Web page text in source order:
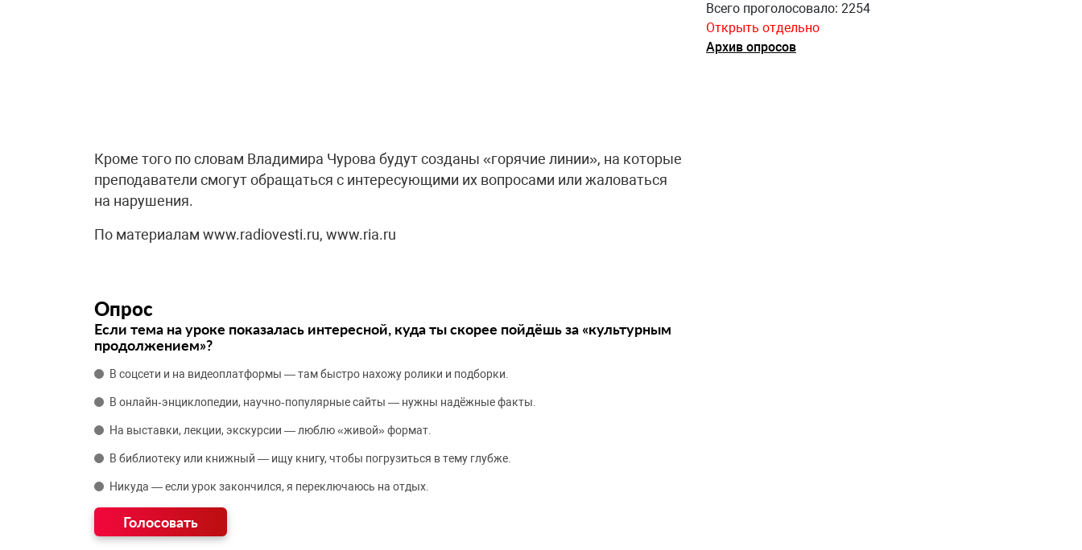
Кроме того по словам Владимира Чурова будут созданы «горячие линии», на которые
преподаватели смогут обращаться с интересующими их вопросами или жаловаться
на нарушения.
По материалам www.radiovesti.ru, www.ria.ru
Опрос
Если тема на уроке показалась интересной, куда ты скорее пойдёшь за «культурным
продолжением»?
В соцсети и на видеоплатформы — там быстро нахожу ролики и подборки.
В онлайн‑энциклопедии, научно‑популярные сайты — нужны надёжные факты.
На выставки, лекции, экскурсии — люблю «живой» формат.
В библиотеку или книжный — ищу книгу, чтобы погрузиться в тему глубже.
Никуда — если урок закончился, я переключаюсь на отдых.
Всего проголосовало: 2254
Открыть отдельно
Архив опросов